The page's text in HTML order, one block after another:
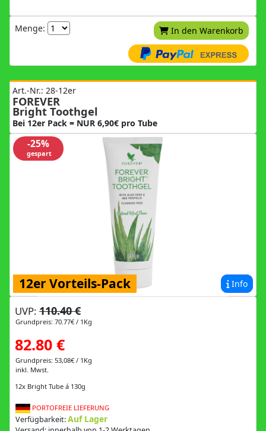
Menge: In den Warenkorb
Art.-Nr.: 28-12er
FOREVER
Bright Toothgel
Bei 12er Pack = NUR 6,90€ pro Tube
-25%
gespart
Info
12er Vorteils-Pack
UVP: 110.40 €
Grundpreis: 70.77€ / 1Kg
82.80 €
Grundpreis: 53,08€ / 1Kg
inkl. Mwst.
12x Bright Tube á 130g
PORTOFREIE LIEFERUNG
Verfügbarkeit:Auf Lager